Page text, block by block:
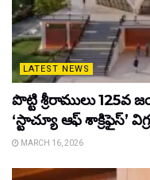
LATEST NEWS
పొట్టి శ్రీరాములు
‘స్టాచ్యూ ఆఫ్ శాక్రిఫైస్’
MARCH 16, 2026